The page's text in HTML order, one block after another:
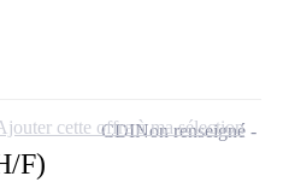
F)
CDINon renseigné
cette offre à ma sélection